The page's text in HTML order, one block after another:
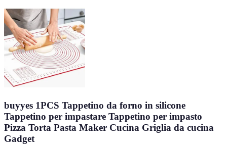
buyyes 1PCS Tappetino da forno in silicone
Tappetino per impastare Tappetino per impasto
Pizza Torta Pasta Maker Cucina Griglia da cucina
Gadget